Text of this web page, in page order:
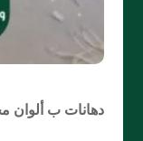
دهانات ب ألوان